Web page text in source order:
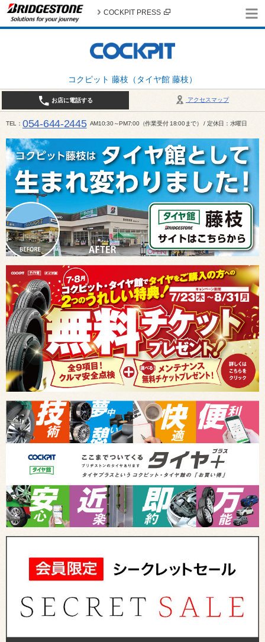
コクピット 藤枝（タイヤ館 藤枝）
COCKPIT PRESS
アクセスマップ
お店に電話する
TEL 054-644-2445 AM10:30～PM7:00（作業受付 18:00まで） / 定休日：水曜日